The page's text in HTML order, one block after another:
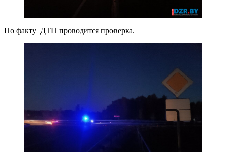
По факту ДТП проводится проверка.